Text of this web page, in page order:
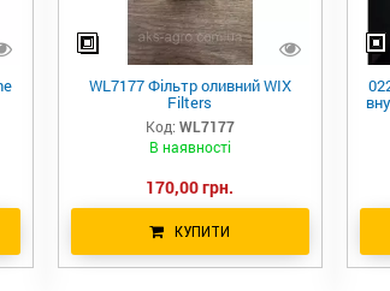
WL7177 Фільтр оливний WIX
Filters
Код: WL7177
В наявності
170,00 грн.
КУПИТИ